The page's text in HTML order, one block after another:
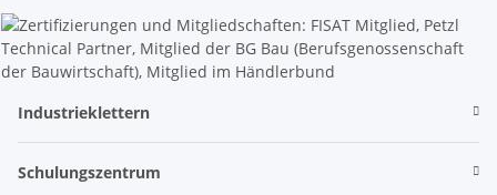
Industrieklettern
Schulungszentrum